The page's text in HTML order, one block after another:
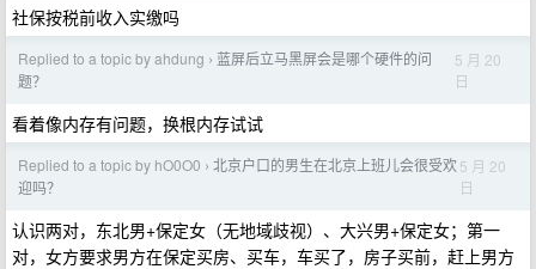
社保按税前收入实缴吗
Replied to a topic by ahdung › 蓝屏后立马黑屏会是哪个硬件的问
题？
5 月 20
日
看着像内存有问题，换根内存试试
Replied to a topic by hO0O0 › 北京户口的男生在北京上班儿会很受欢
迎吗？
5 月 20
日
认识两对，东北男+保定女（无地域歧视）、大兴男+保定女；第一
对，女方要求男方在保定买房、买车，车买了，房子买前，赶上男方